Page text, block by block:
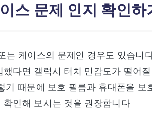
스 문제 인지 확인하
케이스의 문제인 경우도 있습니
다면 갤럭시 터치 민감도가 떨어
때문에 보호 필름과 휴대폰을 보
인해 보시는 것을 권장합니다.